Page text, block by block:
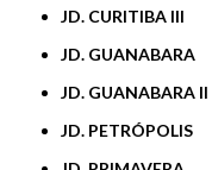
JD. CURITIBA III
JD. GUANABARA
JD. GUANABARA II
JD. PETRÓPOLIS